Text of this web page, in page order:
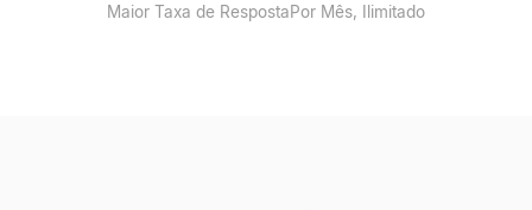
Maior Taxa de RespostaPor Mês, Ilimitado